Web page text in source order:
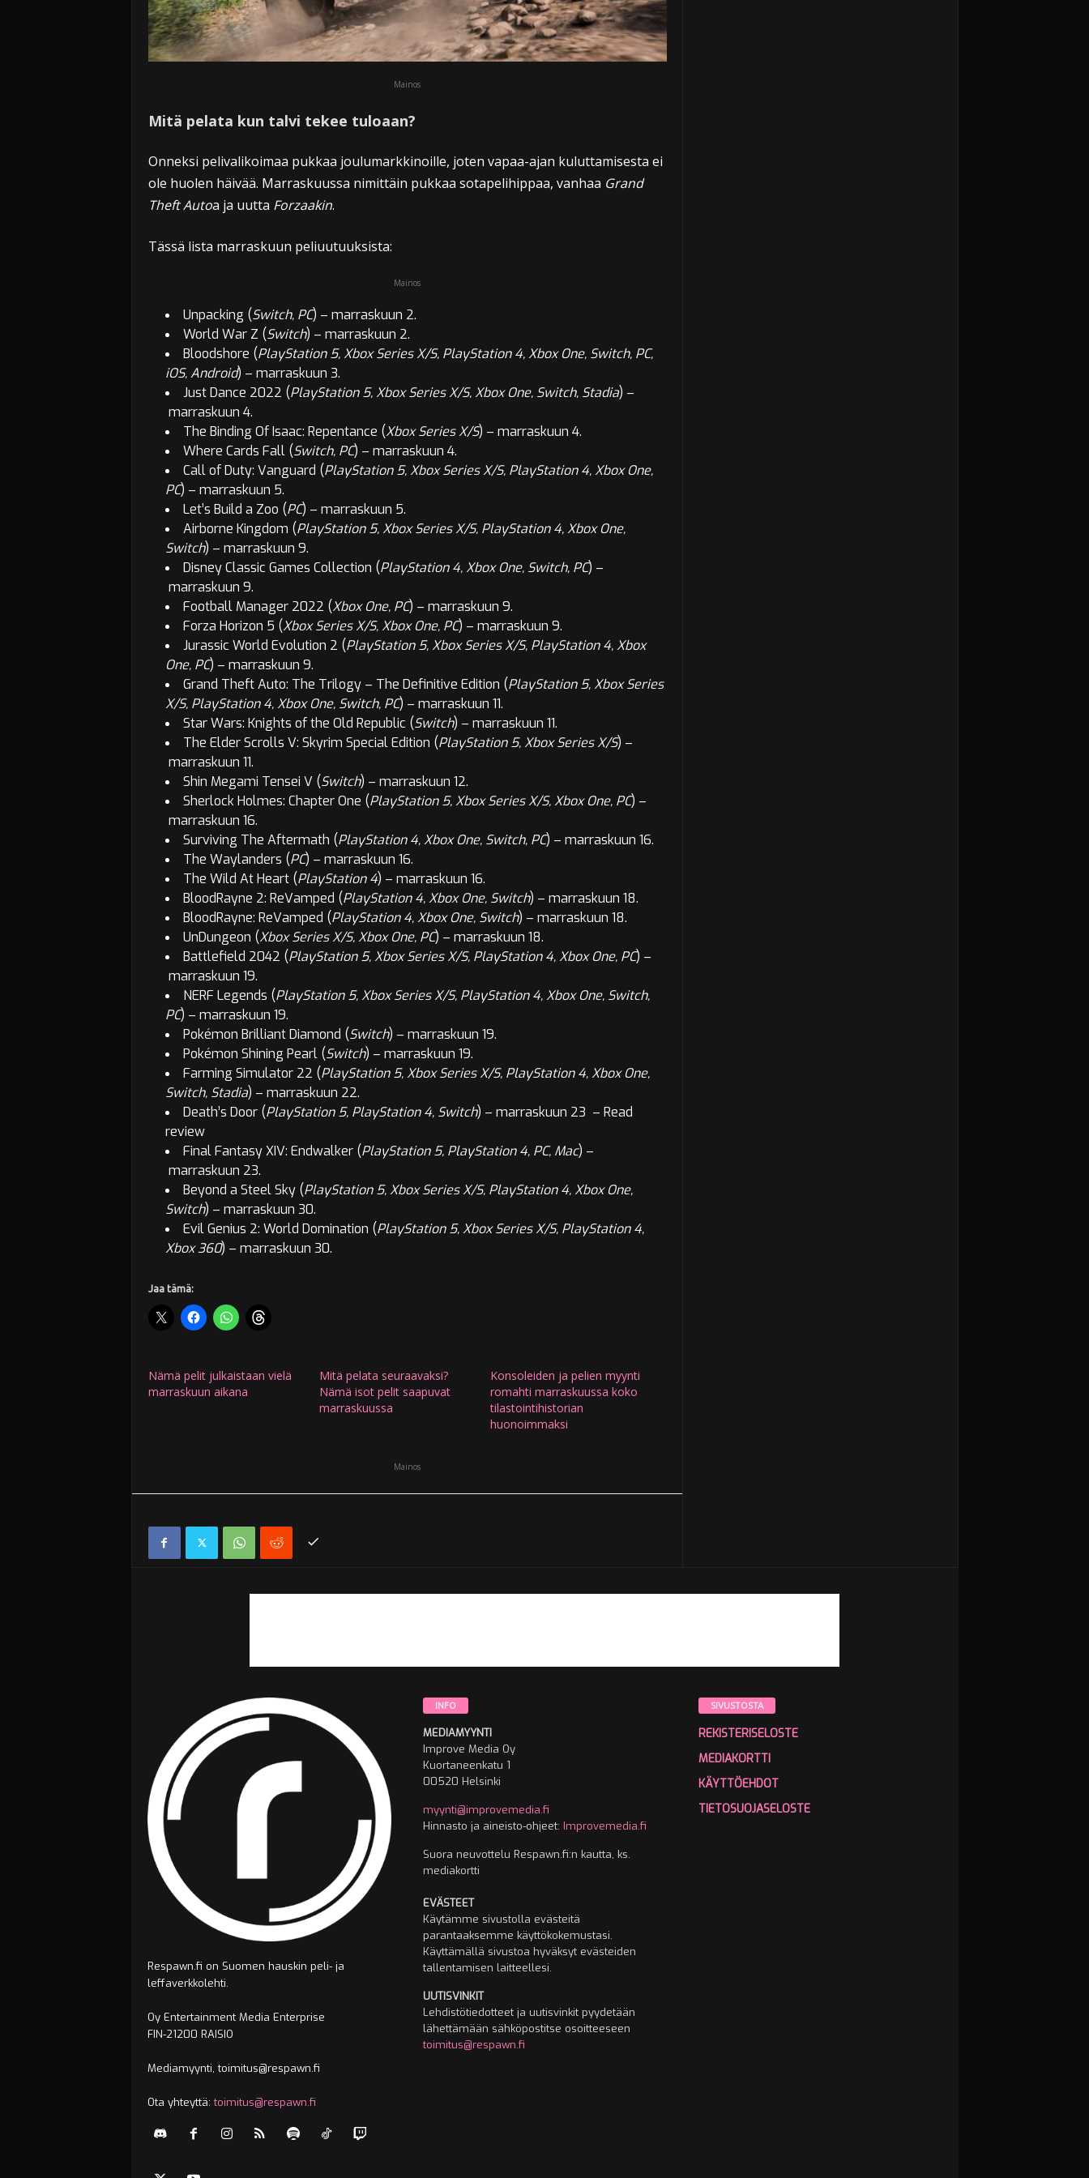
Mainos
Mitä pelata kun talvi tekee tuloaan?
Onneksi pelivalikoimaa pukkaa joulumarkkinoille, joten vapaa-ajan kuluttamisesta ei
ole huolen häivää. Marraskuussa nimittäin pukkaa sotapelihippaa, vanhaa Grand
Theft Autoa ja uutta Forzaakin.
Tässä lista marraskuun peliuutuuksista:
Mainos
Unpacking (Switch, PC) – marraskuun 2.
World War Z (Switch) – marraskuun 2.
Bloodshore (PlayStation 5, Xbox Series X/S, PlayStation 4, Xbox One, Switch, PC,
iOS, Android) – marraskuun 3.
Just Dance 2022 (PlayStation 5, Xbox Series X/S, Xbox One, Switch, Stadia) –
marraskuun 4.
The Binding Of Isaac: Repentance (Xbox Series X/S) – marraskuun 4.
Where Cards Fall (Switch, PC) – marraskuun 4.
Call of Duty: Vanguard (PlayStation 5, Xbox Series X/S, PlayStation 4, Xbox One,
PC) – marraskuun 5.
Let’s Build a Zoo (PC) – marraskuun 5.
Airborne Kingdom (PlayStation 5, Xbox Series X/S, PlayStation 4, Xbox One,
Switch) – marraskuun 9.
Disney Classic Games Collection (PlayStation 4, Xbox One, Switch, PC) –
marraskuun 9.
Football Manager 2022 (Xbox One, PC) – marraskuun 9.
Forza Horizon 5 (Xbox Series X/S, Xbox One, PC) – marraskuun 9.
Jurassic World Evolution 2 (PlayStation 5, Xbox Series X/S, PlayStation 4, Xbox
One, PC) – marraskuun 9.
Grand Theft Auto: The Trilogy – The Definitive Edition (PlayStation 5, Xbox Series
X/S, PlayStation 4, Xbox One, Switch, PC) – marraskuun 11.
Star Wars: Knights of the Old Republic (Switch) – marraskuun 11.
The Elder Scrolls V: Skyrim Special Edition (PlayStation 5, Xbox Series X/S) –
marraskuun 11.
Shin Megami Tensei V (Switch) – marraskuun 12.
Sherlock Holmes: Chapter One (PlayStation 5, Xbox Series X/S, Xbox One, PC) –
marraskuun 16.
Surviving The Aftermath (PlayStation 4, Xbox One, Switch, PC) – marraskuun 16.
The Waylanders (PC) – marraskuun 16.
The Wild At Heart (PlayStation 4) – marraskuun 16.
BloodRayne 2: ReVamped (PlayStation 4, Xbox One, Switch) – marraskuun 18.
BloodRayne: ReVamped (PlayStation 4, Xbox One, Switch) – marraskuun 18.
UnDungeon (Xbox Series X/S, Xbox One, PC) – marraskuun 18.
Battlefield 2042 (PlayStation 5, Xbox Series X/S, PlayStation 4, Xbox One, PC) –
marraskuun 19.
NERF Legends (PlayStation 5, Xbox Series X/S, PlayStation 4, Xbox One, Switch,
PC) – marraskuun 19.
Pokémon Brilliant Diamond (Switch) – marraskuun 19.
Pokémon Shining Pearl (Switch) – marraskuun 19.
Farming Simulator 22 (PlayStation 5, Xbox Series X/S, PlayStation 4, Xbox One,
Switch, Stadia) – marraskuun 22.
Death’s Door (PlayStation 5, PlayStation 4, Switch) – marraskuun 23 – Read
review
Final Fantasy XIV: Endwalker (PlayStation 5, PlayStation 4, PC, Mac) –
marraskuun 23.
Beyond a Steel Sky (PlayStation 5, Xbox Series X/S, PlayStation 4, Xbox One,
Switch) – marraskuun 30.
Evil Genius 2: World Domination (PlayStation 5, Xbox Series X/S, PlayStation 4,
Xbox 360) – marraskuun 30.
Jaa tämä:
Nämä pelit julkaistaan vielä
marraskuun aikana
Mitä pelata seuraavaksi?
Nämä isot pelit saapuvat
marraskuussa
Konsoleiden ja pelien myynti
romahti marraskuussa koko
tilastointihistorian
huonoimmaksi
Mainos
Respawn.fi on Suomen hauskin peli- ja
leffaverkkolehti.
Oy Entertainment Media Enterprise
FIN-21200 RAISIO
Mediamyynti, toimitus@respawn.fi
Ota yhteyttä:toimitus@respawn.fi
INFO
MEDIAMYYNTI
Improve Media Oy
Kuortaneenkatu 1
00520 Helsinki
myynti@improvemedia.fi
Hinnasto ja aineisto-ohjeet: Improvemedia.fi
Suora neuvottelu Respawn.fi:n kautta, ks.
mediakortti
EVÄSTEET
Käytämme sivustolla evästeitä
parantaaksemme käyttökokemustasi.
Käyttämällä sivustoa hyväksyt evästeiden
tallentamisen laitteellesi.
UUTISVINKIT
Lehdistötiedotteet ja uutisvinkit pyydetään
lähettämään sähköpostitse osoitteeseen
toimitus@respawn.fi
SIVUSTOSTA
REKISTERISELOSTE
MEDIAKORTTI
KÄYTTÖEHDOT
TIETOSUOJASELOSTE